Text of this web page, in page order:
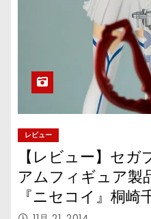
レビュー
【レビュー】セガ
アムフィギュア製
『ニセコイ』桐崎